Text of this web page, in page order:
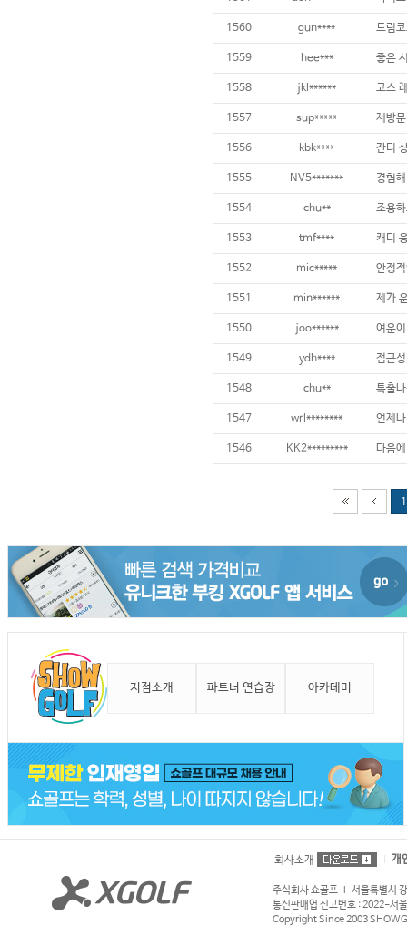
1560 gun****
1559 hee*** 좋은
1558 jkl******
1557 sup***** 재방
1556 kbk****
1555 NV5*******
1554 chu**
1553 tmf****
1552 mic***** 안정
1551 min****** 제가
1550 joo******
1549 ydh****
1548 chu**
1547 wrl******** 언제
1546 KK2*********
1
지점소개 파트너 연습장 아카데미
회사소개 개
주식회사 쇼골프 l 서울특별시
통신판매업 신고번호 : 2022-
Copyright Since 2003